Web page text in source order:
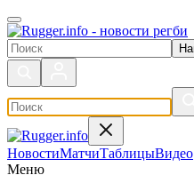
Поиск по сайту
НовостиМатчиТаблицыВидео
Меню